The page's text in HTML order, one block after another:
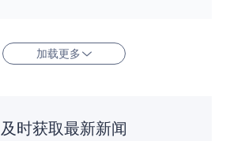
加载更多
及时获取最新新闻